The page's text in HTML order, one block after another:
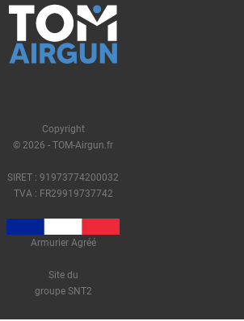
Copyright
© 2026 - TOM-Airgun.fr
SIRET : 91973774200032
TVA : FR29919737742
Armurier Agréé
Site du
groupe SNT2